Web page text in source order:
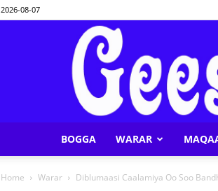
2026-08-07
BOGGA WARAR
Home Warar Diblumaasi Caalamiya Oo Soo